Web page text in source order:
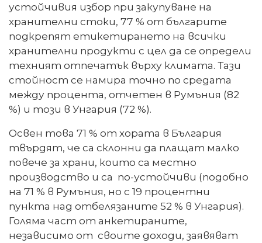
устойчивия избор при закупуване на
хранителни стоки, 77 % от българите
подкрепят етикетирането на всички
хранителни продукти с цел да се определи
техният отпечатък върху климата. Тази
стойност се намира точно по средата
между процента, отчетен в Румъния (82
%) и този в Унгария (72 %).
Освен това 71 % от хората в България
твърдят, че са склонни да плащат малко
повече за храни, които са местно
производство и са по-устойчиви (подобно
на 71 % в Румъния, но с 19 процентни
пункта над отбелязаните 52 % в Унгария).
Голяма част от анкетираните,
независимо от своите доходи, заявяват